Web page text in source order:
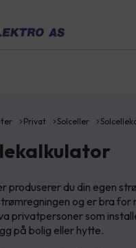
Privat Solceller
produserer du din egen
og er bra
privatpersoner som
på bolig eller hytte.